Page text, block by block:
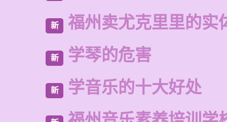
新 福州卖尤克里里的实
新 学琴的危害
新 学音乐的十大好处